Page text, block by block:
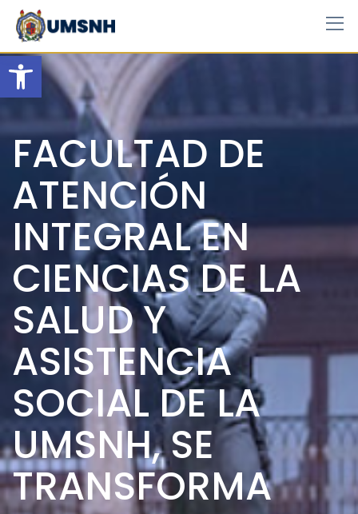
Open toolbar
Skip
content
FACULTAD DE
ATENCIÓN
INTEGRAL EN
CIENCIAS DE LA
SALUD Y
ASISTENCIA
SOCIAL DE LA
UMSNH, SE
TRANSFORMA